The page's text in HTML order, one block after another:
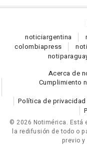
noticiargentina
colombiapress
noti
Acerca de
Cumplimiento
Política de privacidad
© 2026 Notimérica. Está
la redifusión de todo o
previo